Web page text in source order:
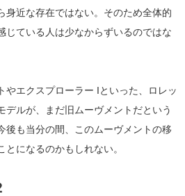
身近な存在ではない。そのため全体的
じている人は少なからずいるのではな
エクスプローラー Iといった、ロレッ
デルが、まだ旧ムーヴメントだという
後も当分の間、このムーヴメントの移
になるのかもしれない。